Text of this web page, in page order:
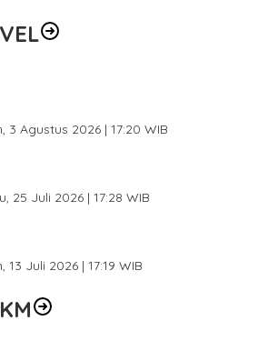
3 Agustus 2026 | 17:20 WIB
25 Juli 2026 | 17:28 WIB
13 Juli 2026 | 17:19 WIB